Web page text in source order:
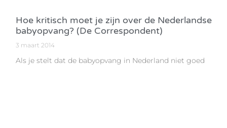
Hoe kritisch moet je zijn over de Nederlandse
babyopvang? (De Correspondent)
3 maart 2014
Als je stelt dat de babyopvang in Nederland niet goed